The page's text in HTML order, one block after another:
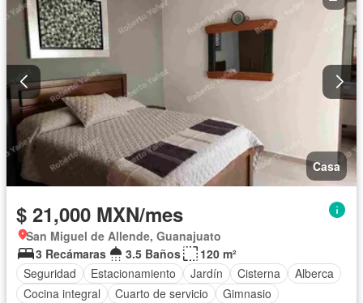
Casa
$ 21,000 MXN/mes
San Miguel de Allende, Guanajuato
3 Recámaras
3.5 Baños
120 m²
Seguridad
Estacionamiento Jardín Cisterna
Alberca
Cocina integral
Cuarto de servicio
Gimnasio